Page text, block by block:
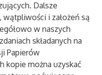
Dalsze
i założeń są
w naszych
składanych na
Papierów
kopie można uzyskać